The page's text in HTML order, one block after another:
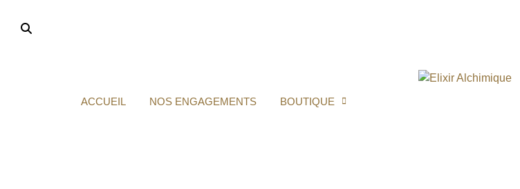
ACCUEIL NOS ENGAGEMENTS BOUTIQUE